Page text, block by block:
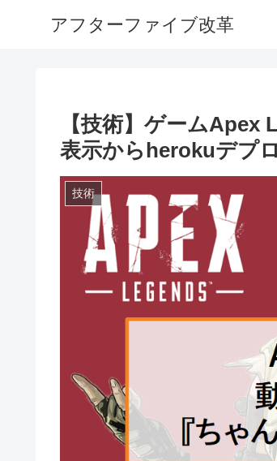
アフターファイブ改革
【技術】ゲーム
表示からherokuデプ
技術